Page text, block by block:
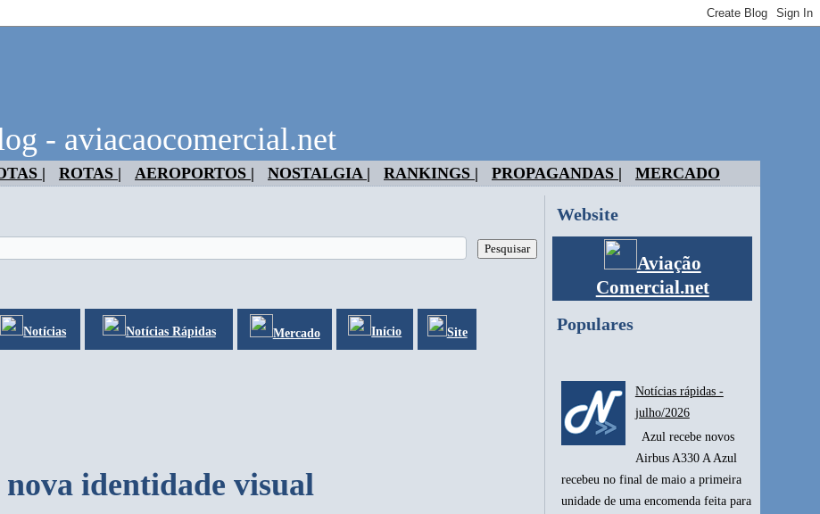
- aviacaocomercial.net
| ROTAS | AEROPORTOS | NOSTALGIA | RANKINGS | PROPAGANDAS | MERCADO
Notícias Notícias Rápidas Mercado Início Site
identidade visual
Website
Aviação
Comercial.net
Populares
Notícias rápidas -
julho/2026
Azul recebe novos
Airbus A330 A Azul
recebeu no final de maio a primeira
unidade de uma encomenda feita para